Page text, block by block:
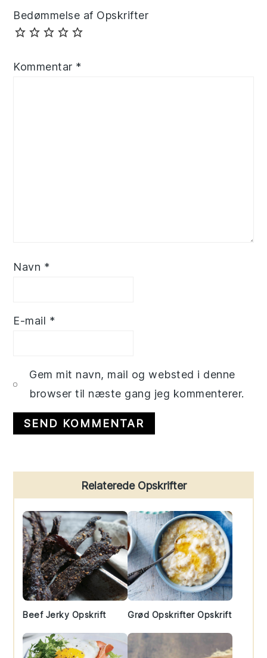
Bedømmelse af Opskrifter
Kommentar *
Navn *
E-mail *
Gem mit navn, mail og websted i denne
browser til næste gang jeg kommenterer.
Sidebar
Relaterede Opskrifter
Beef Jerky Opskrift Grød Opskrifter Opskrift